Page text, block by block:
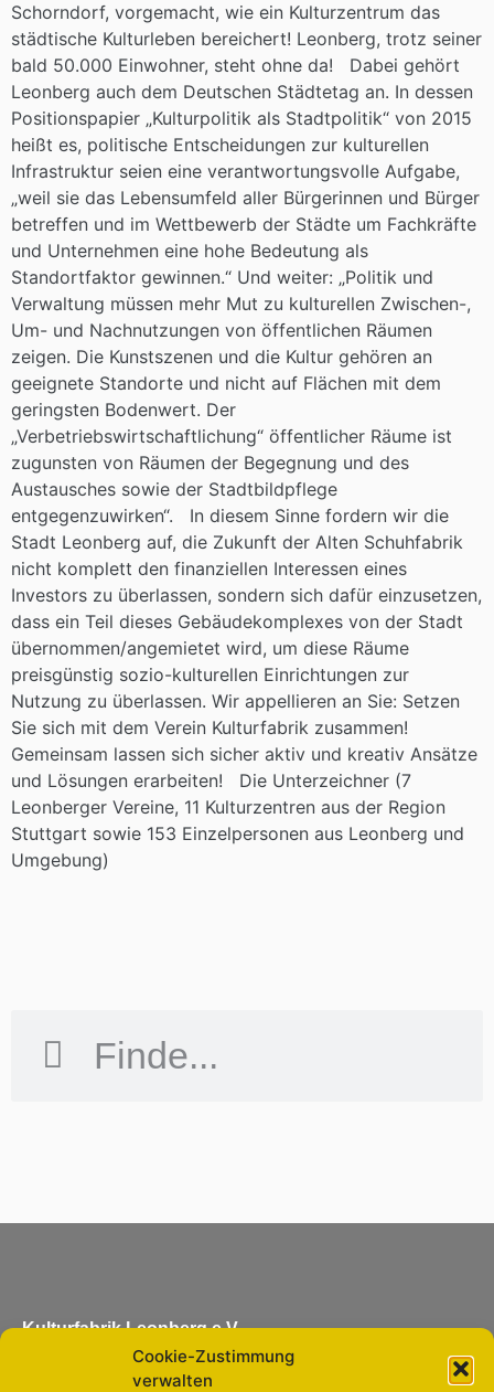
Cookie-Zustimmung
verwalten
Schorndorf, vorgemacht, wie ein Kulturzentrum das
städtische Kulturleben bereichert! Leonberg, trotz seiner
bald 50.000 Einwohner, steht ohne da! Dabei gehört
Leonberg auch dem Deutschen Städtetag an. In dessen
Positionspapier „Kulturpolitik als Stadtpolitik“ von 2015
heißt es, politische Entscheidungen zur kulturellen
Infrastruktur seien eine verantwortungsvolle Aufgabe,
„weil sie das Lebensumfeld aller Bürgerinnen und Bürger
betreffen und im Wettbewerb der Städte um Fachkräfte
und Unternehmen eine hohe Bedeutung als
Standortfaktor gewinnen.“ Und weiter: „Politik und
Verwaltung müssen mehr Mut zu kulturellen Zwischen-,
Um- und Nachnutzungen von öffentlichen Räumen
zeigen. Die Kunstszenen und die Kultur gehören an
geeignete Standorte und nicht auf Flächen mit dem
geringsten Bodenwert. Der
„Verbetriebswirtschaftlichung“ öffentlicher Räume ist
zugunsten von Räumen der Begegnung und des
Austausches sowie der Stadtbildpflege
entgegenzuwirken“. In diesem Sinne fordern wir die
Stadt Leonberg auf, die Zukunft der Alten Schuhfabrik
nicht komplett den finanziellen Interessen eines
Investors zu überlassen, sondern sich dafür einzusetzen,
dass ein Teil dieses Gebäudekomplexes von der Stadt
übernommen/angemietet wird, um diese Räume
preisgünstig sozio-kulturellen Einrichtungen zur
Nutzung zu überlassen. Wir appellieren an Sie: Setzen
Sie sich mit dem Verein Kulturfabrik zusammen!
Gemeinsam lassen sich sicher aktiv und kreativ Ansätze
und Lösungen erarbeiten! Die Unterzeichner (7
Leonberger Vereine, 11 Kulturzentren aus der Region
Stuttgart sowie 153 Einzelpersonen aus Leonberg und
Umgebung)
Kulturfabrik Leonberg e.V.